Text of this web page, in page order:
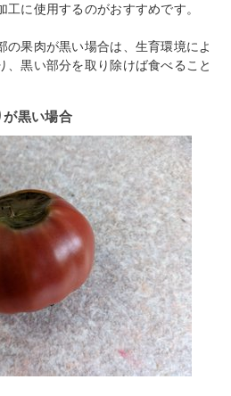
工に使用するのがおすすめです。
の果肉が黒い場合は、生育環境によ
、黒い部分を取り除けば食べること
黒い場合